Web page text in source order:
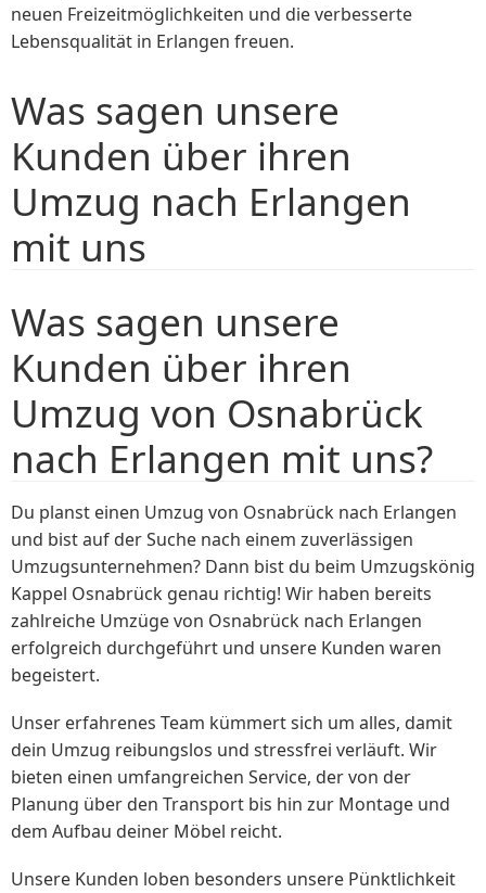
neuen Freizeitmöglichkeiten und die verbesserte
Lebensqualität in Erlangen freuen.
Was sagen unsere
Kunden über ihren
Umzug nach Erlangen
mit uns
Was sagen unsere
Kunden über ihren
Umzug von Osnabrück
nach Erlangen mit uns?
Du planst einen Umzug von Osnabrück nach Erlangen
und bist auf der Suche nach einem zuverlässigen
Umzugsunternehmen? Dann bist du beim Umzugskönig
Kappel Osnabrück genau richtig! Wir haben bereits
zahlreiche Umzüge von Osnabrück nach Erlangen
erfolgreich durchgeführt und unsere Kunden waren
begeistert.
Unser erfahrenes Team kümmert sich um alles, damit
dein Umzug reibungslos und stressfrei verläuft. Wir
bieten einen umfangreichen Service, der von der
Planung über den Transport bis hin zur Montage und
dem Aufbau deiner Möbel reicht.
Unsere Kunden loben besonders unsere Pünktlichkeit